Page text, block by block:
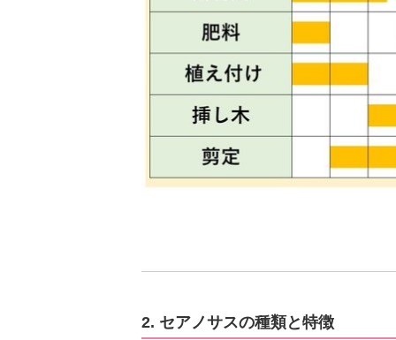
2. セアノサスの種類と特徴